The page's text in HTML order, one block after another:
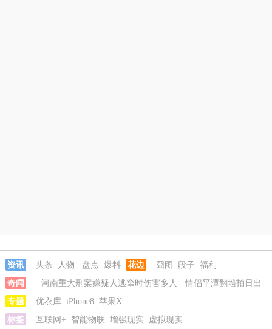
资讯 头条 人物 盘点 爆料 花边 囧图 段子 福利
奇闻
河南重大刑案嫌疑人逃窜时伤害多人
情侣平潭翻墙拍日出
坠崖
富婆带资进组给自己硬加60多场吻戏
面尽失
河南三支一扶考试存在规模性组织作弊犯罪
专题 优衣库 iPhone8 苹果X
标签
互联网+ 智能物联 增强现实 虚拟现实